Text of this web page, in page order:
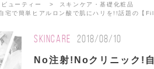
ビューティー
スキンケア・基礎化粧品
宅で簡単ヒアルロン酸で肌にハリを!!話題の【
SKINCARE 2018/08/10
No注射!Noクリニック!